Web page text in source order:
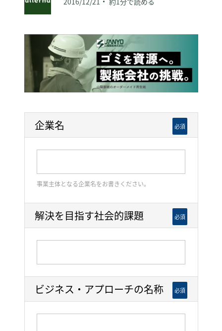
企業名 必須
事業主体となる企業名をお書きください。
解決を目指す社会的課題 必須
ビジネス・アプローチの名称 必須